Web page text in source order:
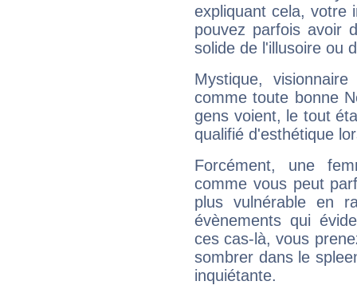
expliquant cela, votre
pouvez parfois avoir
solide de l'illusoire ou
Mystique,
comme toute bonne
gens voient, le tout
qualifié d'esthétique
Forcément, une
comme vous peut
plus vulnérable en
évènements qui
ces cas-là, vous
sombrer dans le
inquiétante.